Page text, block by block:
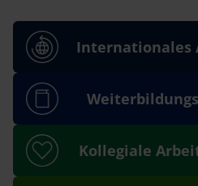
Internationales
Kollegiale